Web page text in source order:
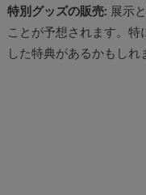
特別グッズの販売: 展示
ことが予想されます。
した特典があるかもしれ